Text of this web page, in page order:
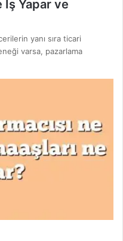
İş Yapar ve
yanı sıra ticari
varsa, pazarlama